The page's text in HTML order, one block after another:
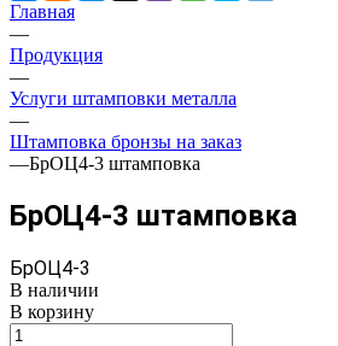
Главная
—
Продукция
—
Услуги штамповки металла
—
Штамповка бронзы на заказ
—БрОЦ4-3 штамповка
БрОЦ4-3 штамповка
БрОЦ4-3
В наличии
В корзину